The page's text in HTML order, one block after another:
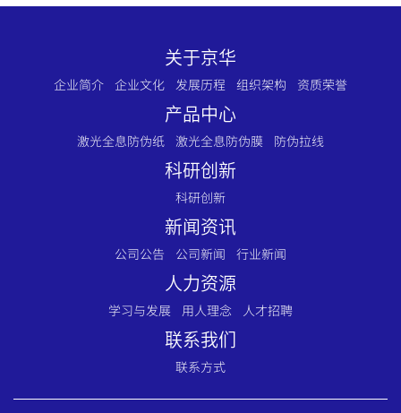
关于京华
企业简介 企业文化 发展历程 组织架构
资质荣誉
产品中心
激光全息防伪纸 激光全息防伪膜
防伪拉线
科研创新
科研创新
新闻资讯
公司公告
公司新闻
行业新闻
人力资源
学习与发展
用人理念
人才招聘
联系我们
联系方式